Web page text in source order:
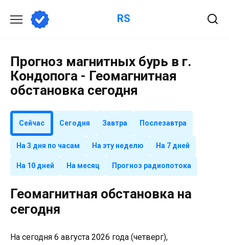
содержанию
RS
Прогноз магнитных бурь в г.
Кондопога - Геомагнитная
обстановка сегодня
Сейчас Сегодня Завтра Послезавтра
На 3 дня по часам На эту неделю На 7 дней
На 10 дней На месяц Прогноз радиопотока
Геомагнитная обстановка на
сегодня
На сегодня 6 августа 2026 года (четверг),